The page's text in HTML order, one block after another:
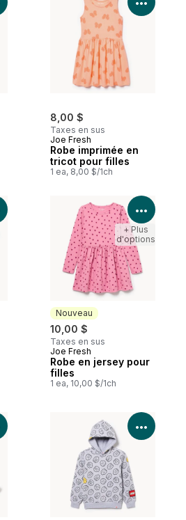
8,00 $
Taxes en sus
Joe Fresh
Robe imprimée en
tricot pour filles
1 ea, 8,00 $/1ch
Voir les détails du produit
Nouveau
10,00 $
Taxes en sus
Nouveau
Joe Fresh
Robe en jersey pour
filles
1 ea, 10,00 $/1ch
Voir
+ Plus
d'options
Voir les détails du produit Voir